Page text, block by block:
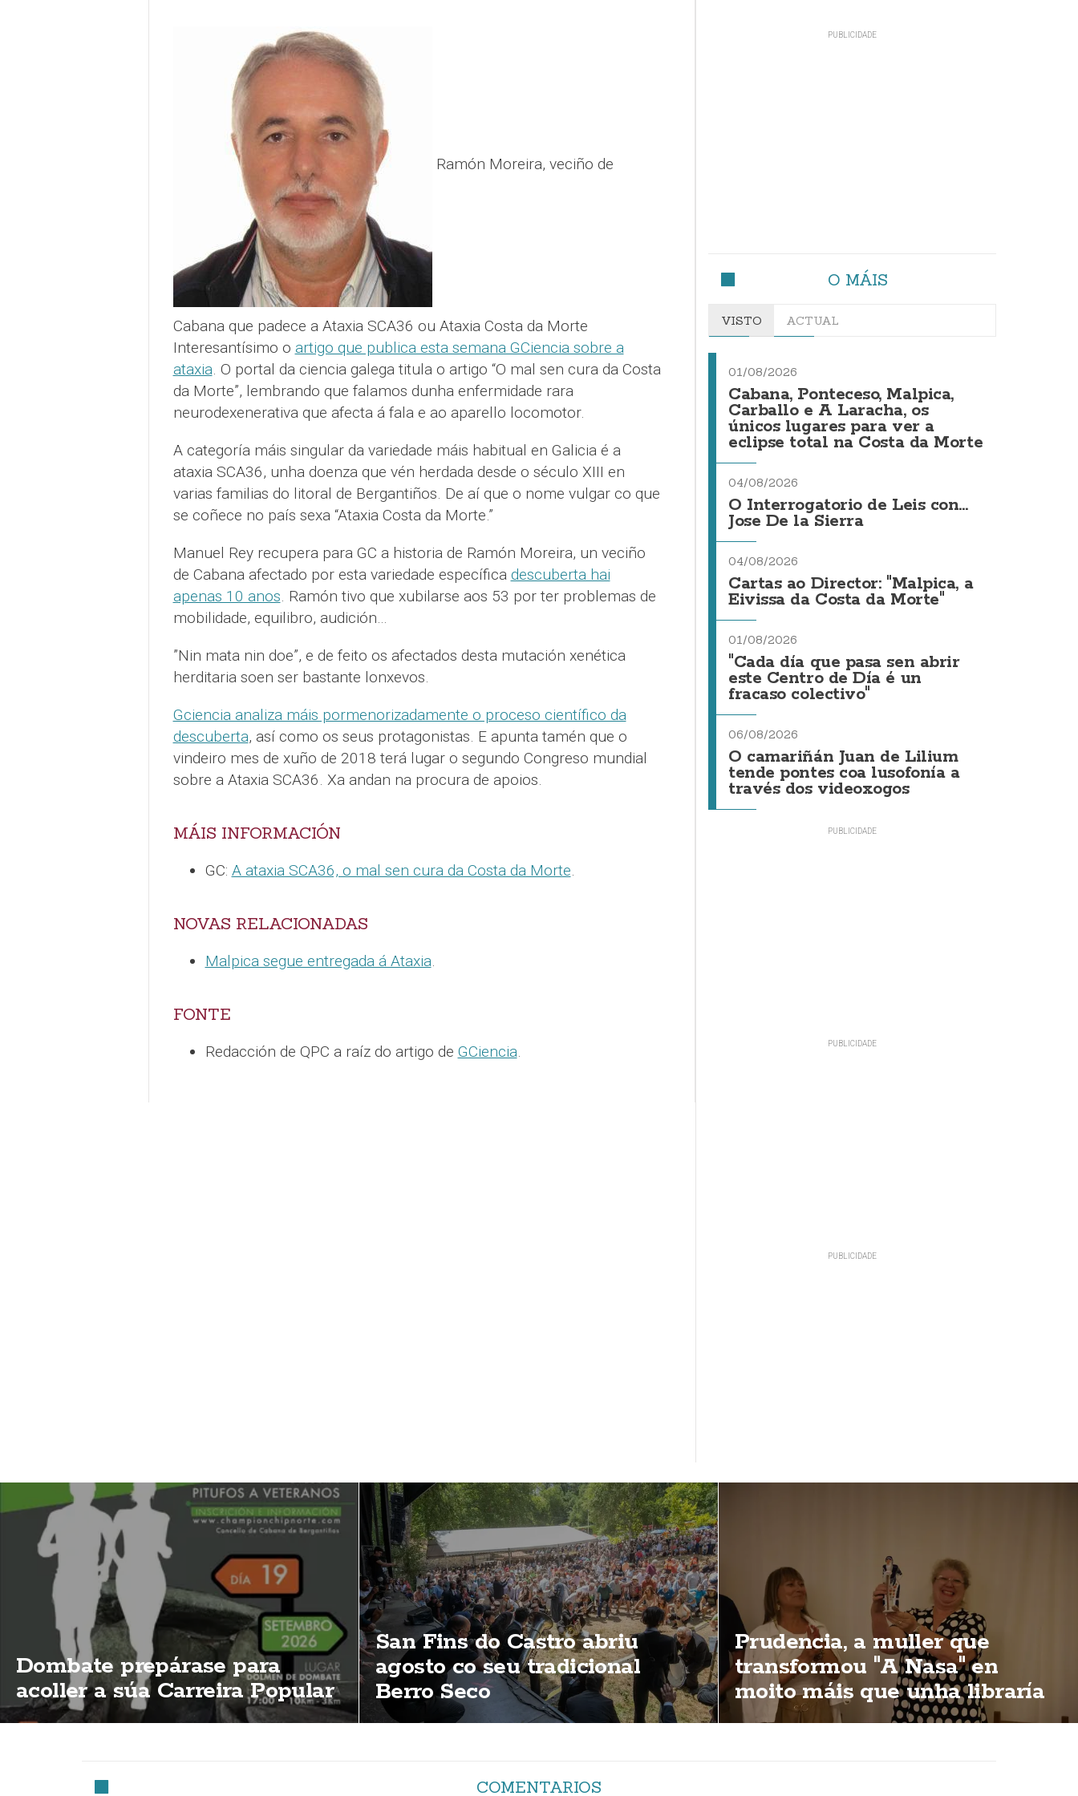
Ramón Moreira, veciño de
Cabana que padece a Ataxia SCA36 ou Ataxia Costa da Morte
Interesantísimo o artigo que publica esta semana GCiencia sobre a
ataxia. O portal da ciencia galega titula o artigo “O mal sen cura da Costa
da Morte”, lembrando que falamos dunha enfermidade rara
neurodexenerativa que afecta á fala e ao aparello locomotor.
A categoría máis singular da variedade máis habitual en Galicia é a
ataxia SCA36, unha doenza que vén herdada desde o século XIII en
varias familias do litoral de Bergantiños. De aí que o nome vulgar co que
se coñece no país sexa “Ataxia Costa da Morte.”
Manuel Rey recupera para GC a historia de Ramón Moreira, un veciño
de Cabana afectado por esta variedade específica descuberta hai
apenas 10 anos. Ramón tivo que xubilarse aos 53 por ter problemas de
mobilidade, equilibro, audición…
”Nin mata nin doe”, e de feito os afectados desta mutación xenética
herditaria soen ser bastante lonxevos.
Gciencia analiza máis pormenorizadamente o proceso científico da
descuberta, así como os seus protagonistas. E apunta tamén que o
vindeiro mes de xuño de 2018 terá lugar o segundo Congreso mundial
sobre a Ataxia SCA36. Xa andan na procura de apoios.
MÁIS INFORMACIÓN
GC: A ataxia SCA36, o mal sen cura da Costa da Morte.
NOVAS RELACIONADAS
Malpica segue entregada á Ataxia.
FONTE
Redacción de QPC a raíz do artigo de GCiencia.
O MÁIS
VISTO ACTUAL
01/08/2026
Cabana, Ponteceso, Malpica,
Carballo e A Laracha, os
únicos lugares para ver a
eclipse total na Costa da Morte
04/08/2026
O Interrogatorio de Leis con...
Jose De la Sierra
04/08/2026
Cartas ao Director: "Malpica, a
Eivissa da Costa da Morte"
01/08/2026
"Cada día que pasa sen abrir
este Centro de Día é un
fracaso colectivo"
06/08/2026
O camariñán Juan de Lilium
tende pontes coa lusofonía a
través dos videoxogos
Dombate prepárase para
acoller a súa Carreira Popular
San Fins do Castro abriu
agosto co seu tradicional
Berro Seco
Prudencia, a muller que
transformou "A Nasa" en
moito máis que unha libraría
COMENTARIOS